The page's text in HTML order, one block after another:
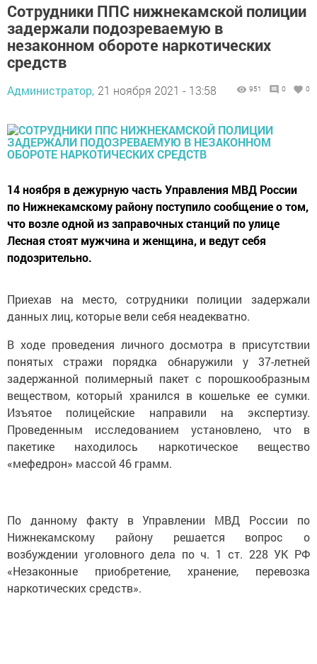
Сотрудники ППС нижнекамской полиции
задержали подозреваемую в
незаконном обороте наркотических
средств
Администратор, 21 ноября 2021 - 13:58 951 0 0
14 ноября в дежурную часть Управления МВД России
по Нижнекамскому району поступило сообщение о том,
что возле одной из заправочных станций по улице
Лесная стоят мужчина и женщина, и ведут себя
подозрительно.
Приехав на место, сотрудники полиции задержали
данных лиц, которые вели себя неадекватно.
В ходе проведения личного досмотра в присутствии
понятых стражи порядка обнаружили у 37-летней
задержанной полимерный пакет с порошкообразным
веществом, который хранился в кошельке ее сумки.
Изъятое полицейские направили на экспертизу.
Проведенным исследованием установлено, что в
пакетике находилось наркотическое вещество
«мефедрон» массой 46 грамм.
По данному факту в Управлении МВД России по
Нижнекамскому району решается вопрос о
возбуждении уголовного дела по ч. 1 ст. 228 УК РФ
«Незаконные приобретение, хранение, перевозка
наркотических средств».